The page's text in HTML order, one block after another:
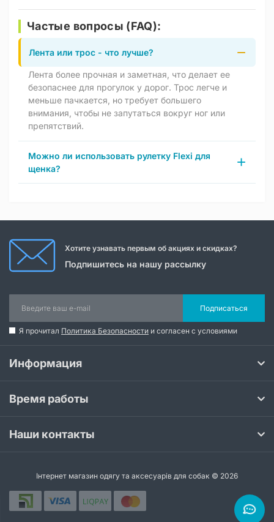
Частые вопросы (FAQ):
Лента или трос - что лучше?
Лента более прочная и заметная, что делает ее
безопаснее для прогулок у дорог. Трос легче и
меньше пачкается, но требует большего
внимания, чтобы не запутаться вокруг ног или
препятствий.
Можно ли использовать рулетку Flexi для
щенка?
Хотите узнавать первым об акциях и скидках?
Подпишитесь на нашу рассылку
Подписаться
Я прочитал Политика Безопасности и согласен с условиями
Информация
Время работы
Наши контакты
Інтернет магазин одягу та аксесуарів для собак © 2026